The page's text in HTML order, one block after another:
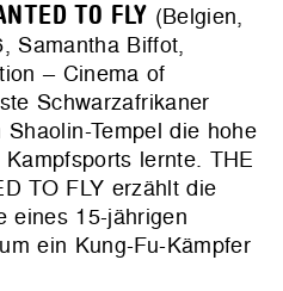
TO FLY (Belgien,
Samantha Biffot,
– Cinema of
Schwarzafrikaner
Tempel die hohe
lernte. THE
TO FLY erzählt die
eines 15-jährigen
ein Kung-Fu-Kämpfer